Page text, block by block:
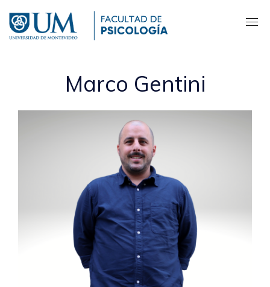
contenido
principal
Marco Gentini